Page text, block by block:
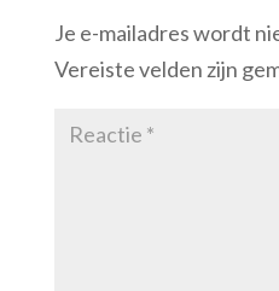
Je e-mailadres wordt
Vereiste velden zijn